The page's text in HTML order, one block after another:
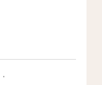
·